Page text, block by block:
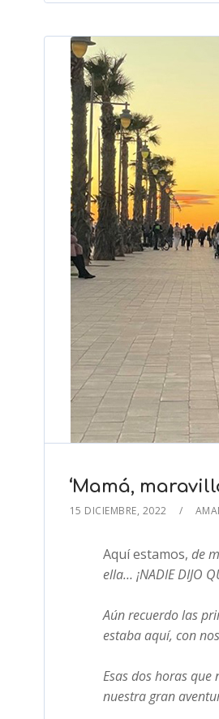
‘Mamá,
15 DICIEMBRE, 2022
Aquí estamos, de
ella… ¡NADIE DIJO
Aún recuerdo las
estaba aquí, con
Esas dos horas
nuestra gran